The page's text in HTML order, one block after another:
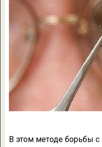
В этом методе борьбы